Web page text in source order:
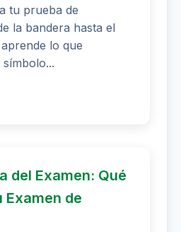
tu prueba de
la bandera hasta el
lo que
del Examen: Qué
Examen de